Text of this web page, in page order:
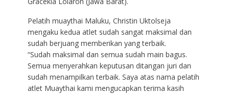
Pelatih muaythai Maluku, Christin Uktolseja
mengaku kedua atlet sudah sangat maksimal dan
sudah berjuang memberikan yang terbaik.
“Sudah maksimal dan semua sudah main bagus.
Semua menyerahkan keputusan ditangan juri dan
sudah menampilkan terbaik. Saya atas nama pelatih
atlet Muaythai kami mengucapkan terima kasih